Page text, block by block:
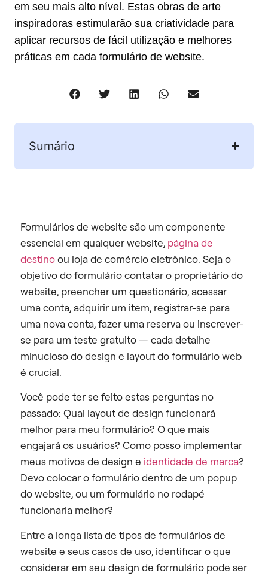
em seu mais alto nível. Estas obras de arte
inspiradoras estimularão sua criatividade para
aplicar recursos de fácil utilização e melhores
práticas em cada formulário de website.
Sumário
Formulários de website são um componente
essencial em qualquer website, página de
destinoou loja de comércio eletrônico. Seja o
objetivo do formulário contatar o proprietário do
website, preencher um questionário, acessar
uma conta, adquirir um item, registrar-se para
uma nova conta, fazer uma reserva ou inscrever-
se para um teste gratuito — cada detalhe
minucioso do design e layout do formulário web
é crucial.
Você pode ter se feito estas perguntas no
passado: Qual layout de design funcionará
melhor para meu formulário? O que mais
engajará os usuários? Como posso implementar
meus motivos de design e identidade de marca?
Devo colocar o formulário dentro de um popup
do website, ou um formulário no rodapé
funcionaria melhor?
Entre a longa lista de tipos de formulários de
website e seus casos de uso, identificar o que
considerar em seu design de formulário pode ser